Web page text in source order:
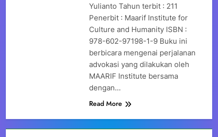
Yulianto Tahun terbit : 211
Penerbit : Maarif Institute for
Culture and Humanity ISBN :
978-602-97198-1-9 Buku ini
berbicara mengenai perjalanan
advokasi yang dilakukan oleh
MAARIF Institute bersama
dengan…
Read More